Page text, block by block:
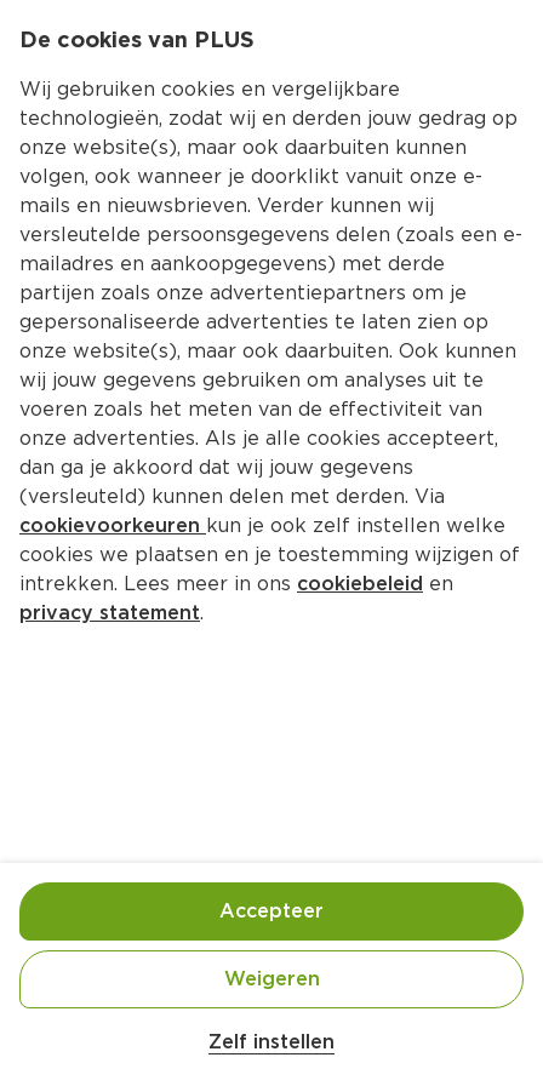
Kies jouw
Terug Producten
Holie's Crunchy bar protein
lemon poppy
Handige informatie over dit product
Nutri-Score A
De cookies van PLUS
Wij gebruiken cookies en vergelijkbare
technologieën, zodat wij en derden jouw gedrag op
onze website(s), maar ook daarbuiten kunnen
volgen, ook wanneer je doorklikt vanuit onze e-
mails en nieuwsbrieven. Verder kunnen wij
versleutelde persoonsgegevens delen (zoals een e-
mailadres en aankoopgegevens) met derde
partijen zoals onze advertentiepartners om je
gepersonaliseerde advertenties te laten zien op
onze website(s), maar ook daarbuiten. Ook kunnen
wij jouw gegevens gebruiken om analyses uit te
voeren zoals het meten van de effectiviteit van
onze advertenties. Als je alle cookies accepteert,
dan ga je akkoord dat wij jouw gegevens
(versleuteld) kunnen delen met derden. Via
cookievoorkeuren kun je ook zelf instellen welke
cookies we plaatsen en je toestemming wijzigen of
intrekken. Lees meer in ons cookiebeleid en
privacy statement.
Zelf instellen
Weigeren
Accepteer